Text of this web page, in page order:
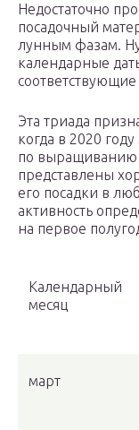
Недостаточно
посадочный
лунным фазам.
календарные
Эта триада
когда в 2020
по выращиванию
представлены
его посадки в
активность
на первое
Календарный
месяц
март